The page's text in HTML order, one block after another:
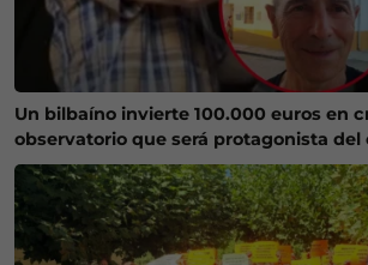
Un bilbaíno invierte 100.000 euros en
observatorio que será protagonista del